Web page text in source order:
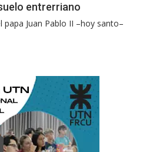
entrerriano
papa Juan Pablo II –hoy santo–